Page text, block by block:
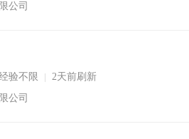
公司
验不限
2天前刷新
公司